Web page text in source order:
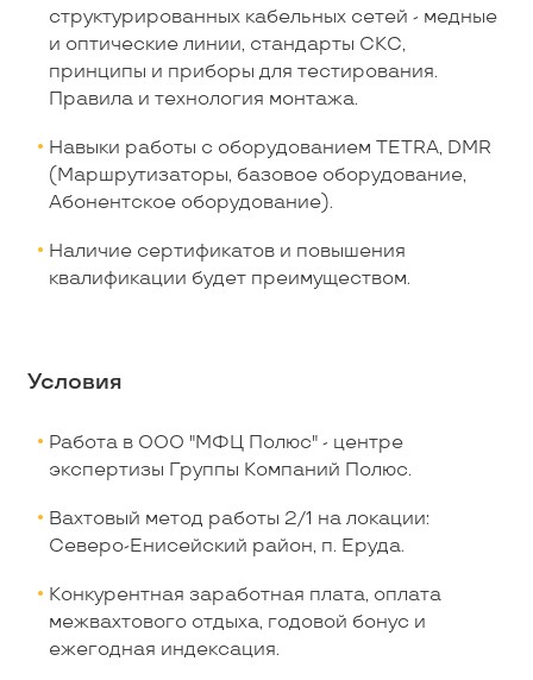
структурированных кабельных сетей - медные
и оптические линии, стандарты СКС,
принципы и приборы для тестирования.
Правила и технология монтажа.
Навыки работы с оборудованием TETRA, DMR
(Маршрутизаторы, базовое оборудование,
Абонентское оборудование).
Наличие сертификатов и повышения
квалификации будет преимуществом.
Условия
Работа в ООО "МФЦ Полюс" - центре
экспертизы Группы Компаний Полюс.
Вахтовый метод работы 2/1 на локации:
Северо-Енисейский район, п. Еруда.
Конкурентная заработная плата, оплата
межвахтового отдыха, годовой бонус и
ежегодная индексация.